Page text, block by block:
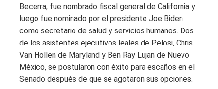
Becerra, fue nombrado fiscal general de California y
luego fue nominado por el presidente Joe Biden
como secretario de salud y servicios humanos. Dos
de los asistentes ejecutivos leales de Pelosi, Chris
Van Hollen de Maryland y Ben Ray Lujan de Nuevo
México, se postularon con éxito para escaños en el
Senado después de que se agotaron sus opciones.